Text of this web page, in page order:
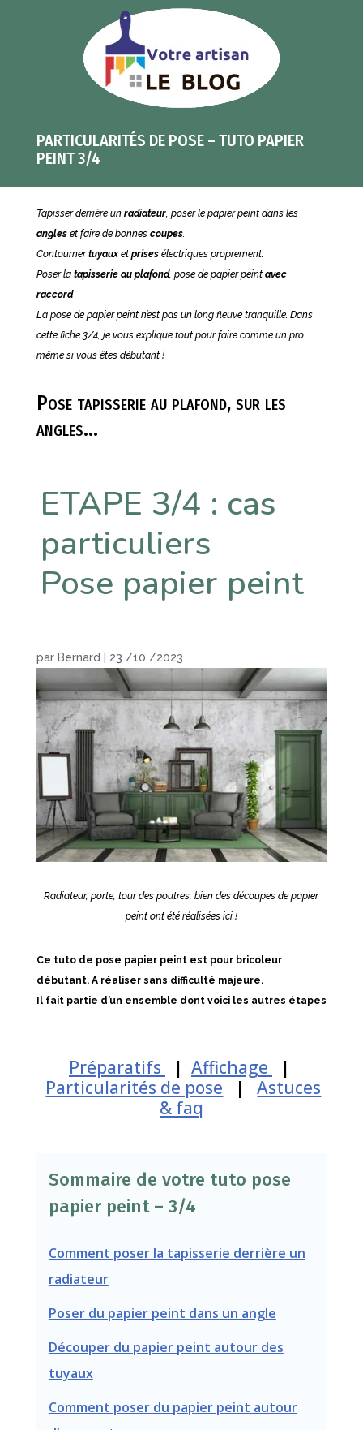
PARTICULARITÉS DE POSE – TUTO PAPIER
PEINT 3/4
Tapisser derrière un radiateur, poser le papier peint dans les
angleset faire de bonnes coupes.
Contournertuyauxet prisesélectriques proprement.
Poser la tapisserie au plafond, pose de papier peint avec
raccord
La pose de papier peint n’est pas un long fleuve tranquille. Dans
cette fiche 3/4, je vous explique tout pour faire comme un pro
même si vous êtes débutant !
Pose tapisserie au plafond, sur les
angles…
ETAPE 3/4 : cas
particuliers
Pose papier peint
par Bernard 23 /10 /2023
Radiateur, porte, tour des poutres, bien des découpes de papier
peint ont été réalisées ici !
Ce tuto de pose papier peint est pour bricoleur
débutant. A réaliser sans difficulté majeure.
Il fait partie d’un ensemble dont voici les autres étapes
Préparatifs | Affichage
|
Particularités de pose |Astuces
& faq
Sommaire de votre tuto pose
papier peint – 3/4
Comment poser la tapisserie derrière un
radiateur
Poser du papier peint dans un angle
Découper du papier peint autour des
tuyaux
Comment poser du papier peint autour